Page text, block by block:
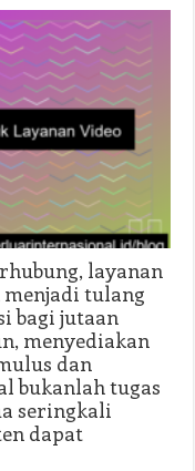
layanan
menjadi tulang
bagi jutaan
menyediakan
dan
bukanlah tugas
seringkali
dapat